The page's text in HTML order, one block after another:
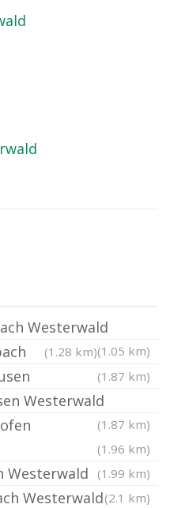
Westerwald
(1.05 km)
(1.28 km)
(1.87 km)
Westerwald
(1.87 km)
(1.96 km)
Westerwald (1.99 km)
Westerwald(2.1 km)